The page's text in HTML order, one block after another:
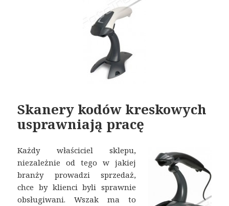
Skanery kodów kreskowych
usprawniają pracę
Każdy właściciel sklepu,
niezależnie od tego w jakiej
branży prowadzi sprzedaż,
chce by klienci byli sprawnie
obsługiwani. Wszak ma to